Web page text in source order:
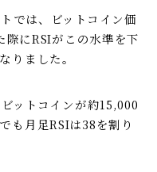
では、ビットコイン価
にRSIがこの水準を下
りました。
ットコインが約15,000
も月足RSIは38を割り